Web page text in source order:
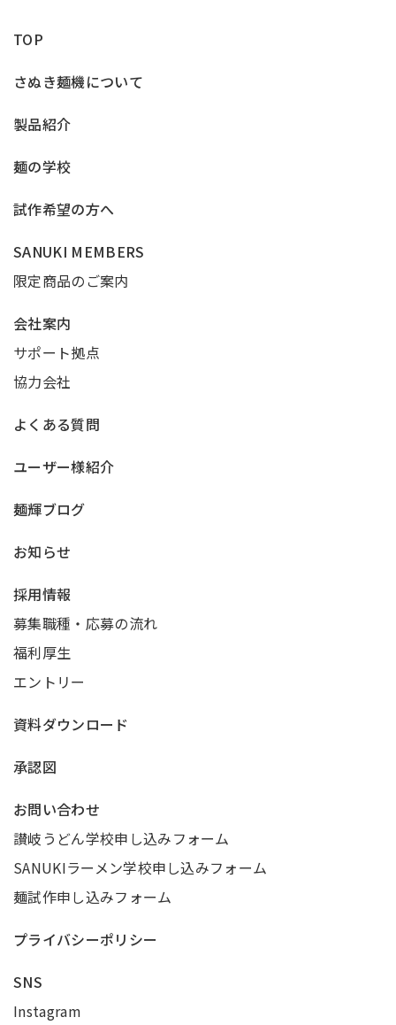
TOP
さぬき麺機について
製品紹介
麺の学校
試作希望の方へ
SANUKI MEMBERS
限定商品のご案内
会社案内
サポート拠点
協力会社
よくある質問
ユーザー様紹介
麺輝ブログ
お知らせ
採用情報
募集職種・応募の流れ
福利厚生
エントリー
資料ダウンロード
承認図
お問い合わせ
讃岐うどん学校申し込みフォーム
SANUKIラーメン学校申し込みフォーム
麺試作申し込みフォーム
プライバシーポリシー
SNS
Instagram